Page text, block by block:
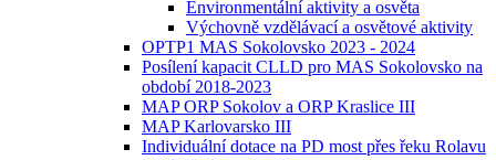
Environmentální aktivity a osvěta
Výchovně vzdělávací a osvětové aktivity
OPTP1 MAS Sokolovsko 2023 - 2024
Posílení kapacit CLLD pro MAS Sokolovsko na
období 2018-2023
MAP ORP Sokolov a ORP Kraslice III
MAP Karlovarsko III
Individuální dotace na PD most přes řeku Rolavu